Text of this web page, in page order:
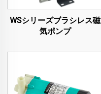
WSシリーズブラシレス磁
気ポンプ